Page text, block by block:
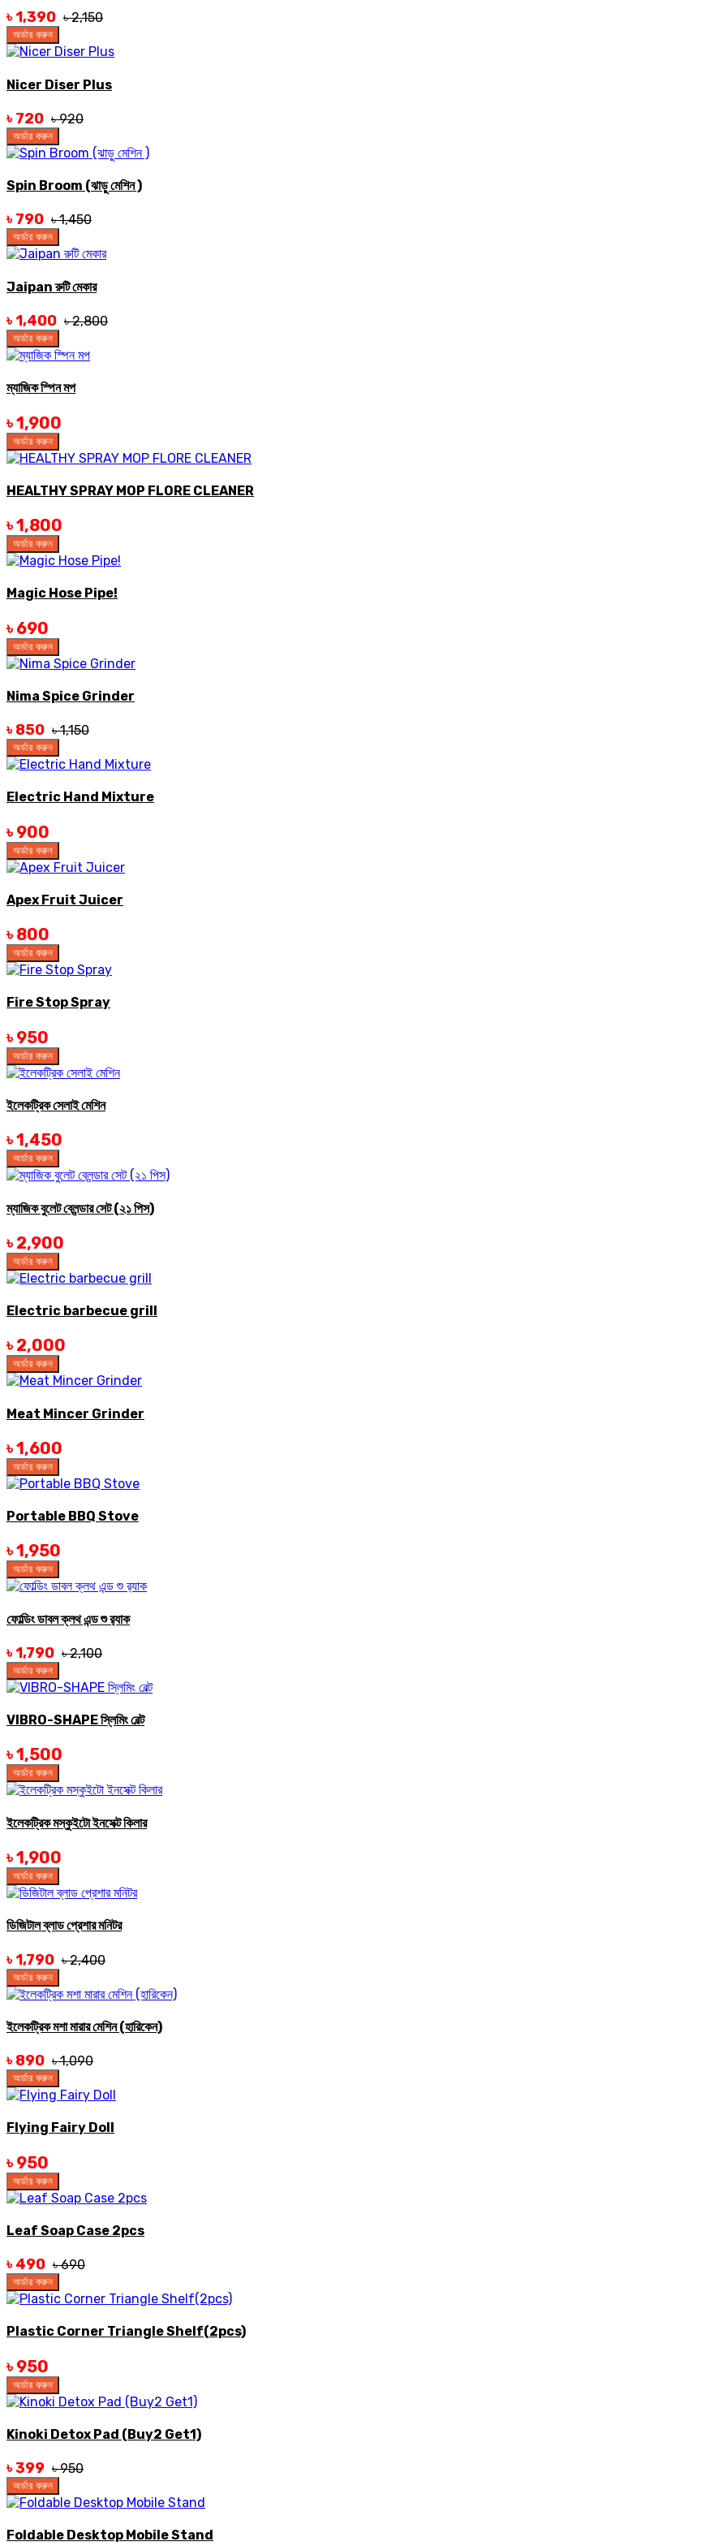
৳ 1,390 ৳ 2,150
অর্ডার করুন
Nicer Diser Plus
৳ 720 ৳ 920
অর্ডার করুন
Spin Broom (ঝাড়ু মেশিন )
৳ 790 ৳ 1,450
অর্ডার করুন
Jaipan রুটি মেকার
৳ 1,400 ৳ 2,800
অর্ডার করুন
ম্যাজিক স্পিন মপ
৳ 1,900
অর্ডার করুন
HEALTHY SPRAY MOP FLORE CLEANER
৳ 1,800
অর্ডার করুন
Magic Hose Pipe!
৳ 690
অর্ডার করুন
Nima Spice Grinder
৳ 850 ৳ 1,150
অর্ডার করুন
Electric Hand Mixture
৳ 900
অর্ডার করুন
Apex Fruit Juicer
৳ 800
অর্ডার করুন
Fire Stop Spray
৳ 950
অর্ডার করুন
ইলেকট্রিক সেলাই মেশিন
৳ 1,450
অর্ডার করুন
ম্যাজিক বুলেট ব্লেন্ডার সেট (২১ পিস)
৳ 2,900
অর্ডার করুন
Electric barbecue grill
৳ 2,000
অর্ডার করুন
Meat Mincer Grinder
৳ 1,600
অর্ডার করুন
Portable BBQ Stove
৳ 1,950
অর্ডার করুন
ফোল্ডিং ডাবল ক্লথ এন্ড শু র‍্যাক
৳ 1,790 ৳ 2,100
অর্ডার করুন
VIBRO-SHAPE স্লিমিং বেল্ট
৳ 1,500
অর্ডার করুন
ইলেকট্রিক মস্কুইটো ইনসেক্ট কিলার
৳ 1,900
অর্ডার করুন
ডিজিটাল ব্লাড প্রেশার মনিটর
৳ 1,790 ৳ 2,400
অর্ডার করুন
ইলেকট্রিক মশা মারার মেশিন (হারিকেন)
৳ 890 ৳ 1,090
অর্ডার করুন
Flying Fairy Doll
৳ 950
অর্ডার করুন
Leaf Soap Case 2pcs
৳ 490 ৳ 690
অর্ডার করুন
Plastic Corner Triangle Shelf(2pcs)
৳ 950
অর্ডার করুন
Kinoki Detox Pad (Buy2 Get1)
৳ 399 ৳ 950
অর্ডার করুন
Foldable Desktop Mobile Stand